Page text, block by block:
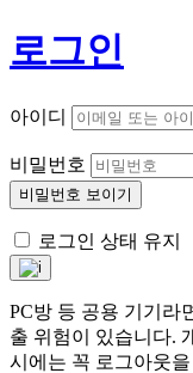
로그인
아이디
비밀번호
비밀번호 보이기
로그인 상태 유지
PC방 등 공용 기기라
출 위험이 있습니다.
시에는 꼭 로그아웃